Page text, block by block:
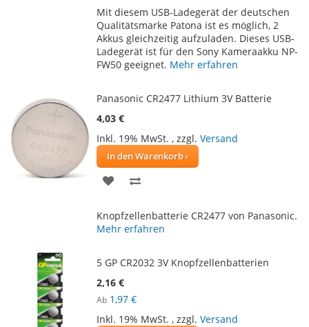
HINZUFÜGEN
HINZUFÜGEN
Mit diesem USB-Ladegerät der deutschen
Qualitätsmarke Patona ist es möglich, 2
Akkus gleichzeitig aufzuladen. Dieses USB-
Ladegerät ist für den Sony Kameraakku NP-
FW50 geeignet. Mehr erfahren
Panasonic CR2477 Lithium 3V Batterie
4,03 €
Inkl. 19% MwSt. , zzgl. Versand
In den Warenkorb
ZUR
HINZUFÜGEN
HINZUFÜGEN
Knopfzellenbatterie CR2477 von Panasonic.
Mehr erfahren
5 GP CR2032 3V Knopfzellenbatterien
2,16 €
Ab 1,97 €
Inkl. 19% MwSt. , zzgl. Versand